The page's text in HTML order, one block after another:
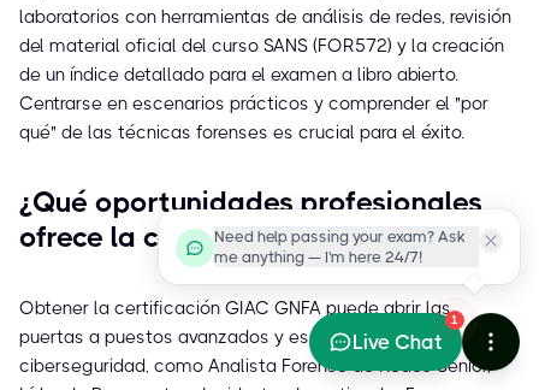
laboratorios con herramientas de análisis de redes, revisión
del material oficial del curso SANS (FOR572) y la creación
de un índice detallado para el examen a libro abierto.
Centrarse en escenarios prácticos y comprender el "por
qué" de las técnicas forenses es crucial para el éxito.
¿Qué oportunidades profesionales
ofrece la certificación GIAC GNFA?
Obtener la certificación GIAC GNFA puede abrir las
puertas a puestos avanzados y especializados en
ciberseguridad, como Analista Forense de Redes Senior,
Need help passing your exam? Ask
me anything — I'm here 24/7!
1
Live Chat